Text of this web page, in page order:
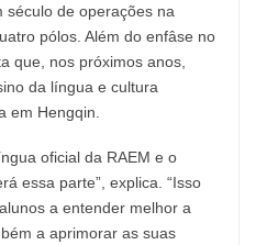
século de operações na
pólos. Além do enfâse no
que, nos próximos anos,
da língua e cultura
em Hengqin.
oficial da RAEM e o
essa parte”, explica. “Isso
a entender melhor a
a aprimorar as suas